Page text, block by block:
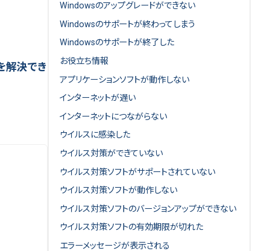
解決でき
Windowsのアップグレードができない
Windowsのサポートが終わってしまう
Windowsのサポートが終了した
お役立ち情報
アプリケーションソフトが動作しない
インターネットが遅い
インターネットにつながらない
ウイルスに感染した
ウイルス対策ができていない
ウイルス対策ソフトがサポートされていない
ウイルス対策ソフトが動作しない
ウイルス対策ソフトのバージョンアップができない
ウイルス対策ソフトの有効期限が切れた
エラーメッセージが表示される